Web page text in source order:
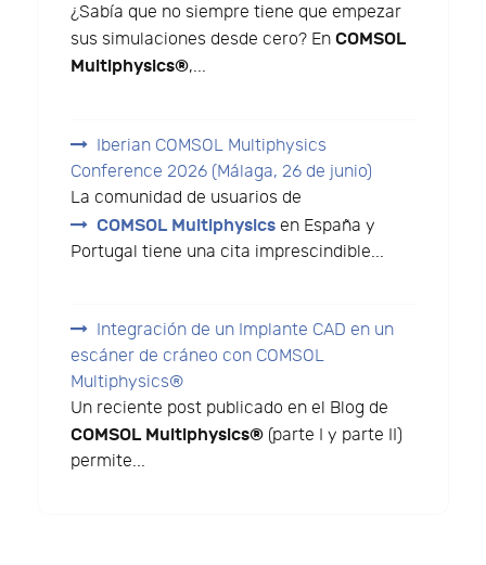
¿Sabía que no siempre tiene que empezar
sus simulaciones desde cero? En COMSOL
Multiphysics®,...
Iberian COMSOL Multiphysics
Conference 2026 (Málaga, 26 de junio)
La comunidad de usuarios de
COMSOL Multiphysics en España y
Portugal tiene una cita imprescindible...
Integración de un Implante CAD en un
escáner de cráneo con COMSOL
Multiphysics®
Un reciente post publicado en el Blog de
COMSOL Multiphysics® (parte I y parte II)
permite...